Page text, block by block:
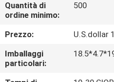
CONTROLLO
DI
QUALITÀ
Quantità di
ordine minimo:
500
Prezzo:
U.S.dollar
Imballaggi
particolari: